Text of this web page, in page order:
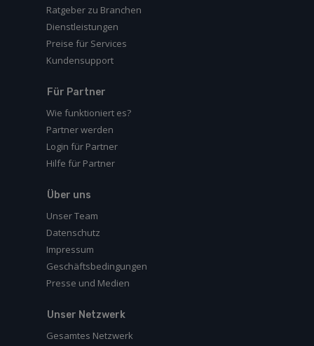
Ratgeber zu Branchen
Dienstleistungen
Preise für Services
Kundensupport
Für Partner
Wie funktioniert es?
Partner werden
Login für Partner
Hilfe für Partner
Über uns
Unser Team
Datenschutz
Impressum
Geschäftsbedingungen
Presse und Medien
Unser Netzwerk
Gesamtes Netzwerk